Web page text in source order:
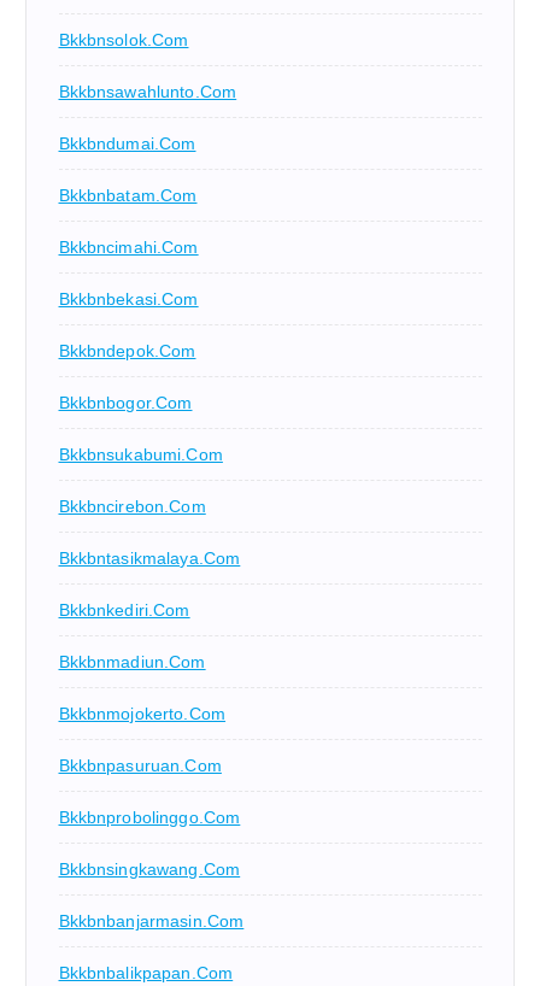
Bkkbnsolok.com
Bkkbnsawahlunto.com
Bkkbndumai.com
Bkkbnbatam.com
Bkkbncimahi.com
Bkkbnbekasi.com
Bkkbndepok.com
Bkkbnbogor.com
Bkkbnsukabumi.com
Bkkbncirebon.com
Bkkbntasikmalaya.com
Bkkbnkediri.com
Bkkbnmadiun.com
Bkkbnmojokerto.com
Bkkbnpasuruan.com
Bkkbnprobolinggo.com
Bkkbnsingkawang.com
Bkkbnbanjarmasin.com
Bkkbnbalikpapan.com